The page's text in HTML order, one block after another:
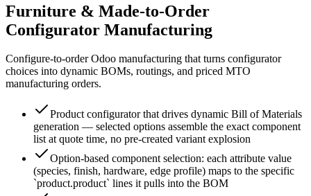
Furniture & Made-to-Order
Configurator Manufacturing
Configure-to-order Odoo manufacturing that turns configurator
choices into dynamic BOMs, routings, and priced MTO
manufacturing orders.
Product configurator that drives dynamic Bill of Materials
generation — selected options assemble the exact component
list at quote time, no pre-created variant explosion
Option-based component selection: each attribute value
(species, finish, hardware, edge profile) maps to the specific
`product.product` lines it pulls into the BOM